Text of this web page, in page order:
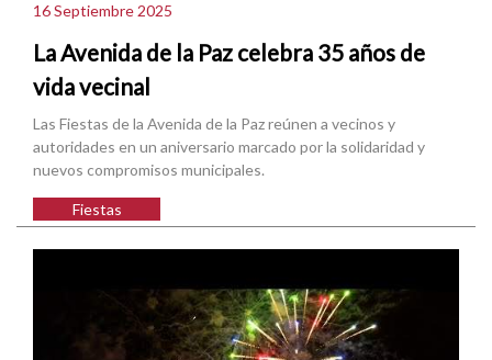
16 Septiembre 2025
La Avenida de la Paz celebra 35 años de
vida vecinal
Las Fiestas de la Avenida de la Paz reúnen a vecinos y
autoridades en un aniversario marcado por la solidaridad y
nuevos compromisos municipales.
Fiestas